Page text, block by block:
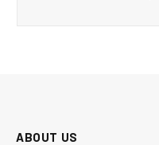
ABOUT US